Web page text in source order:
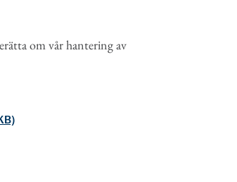
om vår hantering av